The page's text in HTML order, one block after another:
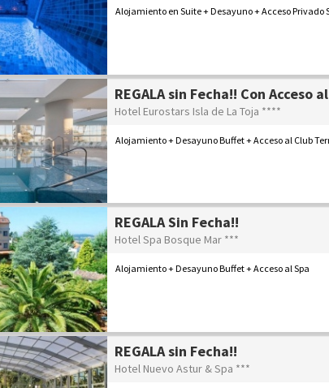
Alojamiento en Suite + Desayuno + Acceso
REGALA sin Fecha!! Con Acceso
Hotel Eurostars Isla de La Toja ****
Alojamiento + Desayuno Buffet + Acceso al Club
REGALA Sin Fecha!!
Hotel Spa Bosque Mar ***
Alojamiento + Desayuno Buffet + Acceso al Spa
REGALA sin Fecha!!
Hotel Nuevo Astur & Spa ***